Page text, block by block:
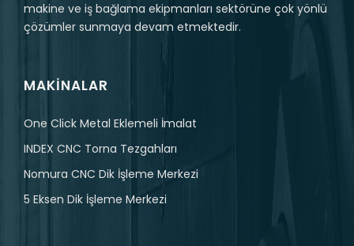
makine ve iş bağlama ekipmanları sektörüne çok yönlü
çözümler sunmaya devam etmektedir.
MAKINALAR
One Click Metal Eklemeli İmalat
INDEX CNC Torna Tezgahları
Nomura CNC Dik İşleme Merkezi
5 Eksen Dik İşleme Merkezi